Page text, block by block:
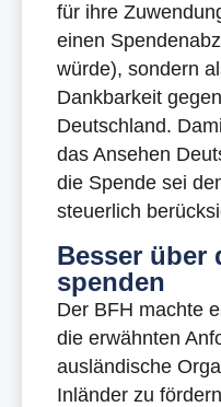
für ihre
einen
würde), sondern
Dankbarkeit
Deutschland.
das Ansehen
die Spende sei
steuerlich
Besser über
spenden
Der BFH machte
die erwähnten
ausländische
Inländer zu